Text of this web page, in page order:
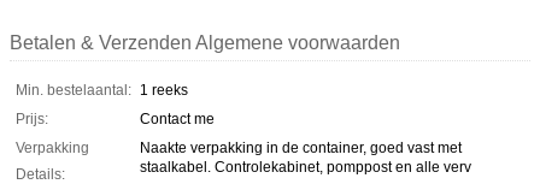
Betalen & Verzenden Algemene voorwaarden
Min. bestelaantal: 1 reeks
Prijs:
Contact me
Verpakking
Details:
Naakte verpakking in de container, goed vast met
staalkabel. Controlekabinet, pomppost en alle verv